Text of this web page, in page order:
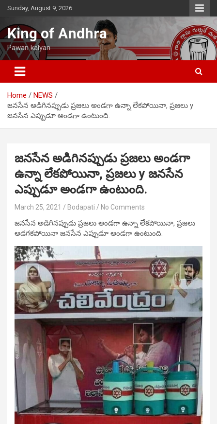
Skip
content
Sunday, August 9, 2026
King of Andhra
Pawan kalyan
Home
NEWS
జనసేన అడిగినప్పుడు ప్రజలు అండగా ఉన్నా లేకపోయినా, ప్రజలు y
జనసేన ఎప్పుడూ అండగా ఉంటుంది.
జనసేన అడిగినప్పుడు ప్రజలు అండగా
ఉన్నా లేకపోయినా, ప్రజలు y జనసేన
ఎప్పుడూ అండగా ఉంటుంది.
March 25, 2021 Bodapati No Comments
జనసేన అడిగినప్పుడు ప్రజలు అండగా ఉన్నా లేకపోయినా, ప్రజలు
అడగకపోయినా జనసేన ఎప్పుడూ అండగా ఉంటుంది.